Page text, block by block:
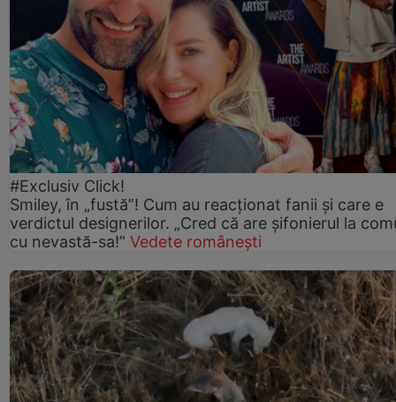
#Exclusiv Click!
Smiley, în „fustă”! Cum au reacționat fanii și care e
verdictul designerilor. „Cred că are șifonierul la
cu nevastă-sa!” Vedete românești